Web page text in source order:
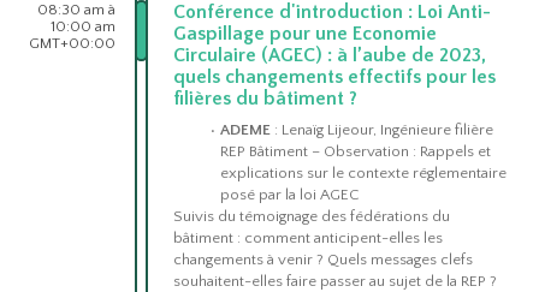
08:30 am à
10:00 am
GMT+00:00
Conférence d'introduction : Loi Anti-
Gaspillage pour une Economie
Circulaire (AGEC) : à l’aube de 2023,
quels changements effectifs pour les
filières du bâtiment ?
ADEME: Lenaïg Lijeour, Ingénieure filière
REP Bâtiment – Observation : Rappels et
explications sur le contexte réglementaire
posé par la loi AGEC
Suivis du témoignage des fédérations du
bâtiment : comment anticipent-elles les
changements à venir ? Quels messages clefs
souhaitent-elles faire passer au sujet de la REP ?